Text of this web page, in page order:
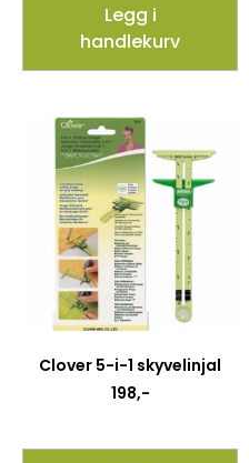
Legg i
handlekurv
Clover 5-i-1 skyvelinjal
198,-